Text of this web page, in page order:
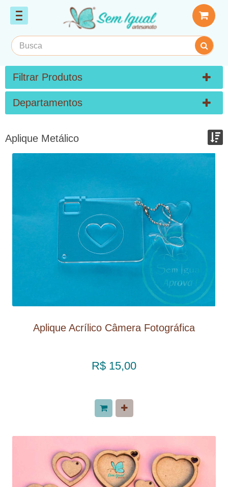
Filtrar Produtos
Departamentos
Aplique Metálico
COMPARAR PRODUTOS (0)
Aplique Acrílico Câmera Fotográfica
R$ 15,00